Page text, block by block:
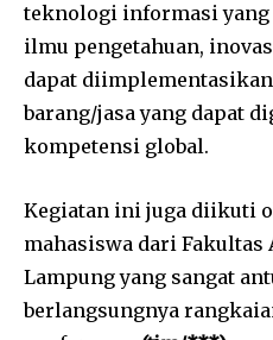
teknologi informasi
ilmu pengetahuan,
dapat
barang/jasa yang dapat
kompetensi global.
Kegiatan ini juga diikuti
mahasiswa dari Fakultas
Lampung yang sangat
berlangsungnya